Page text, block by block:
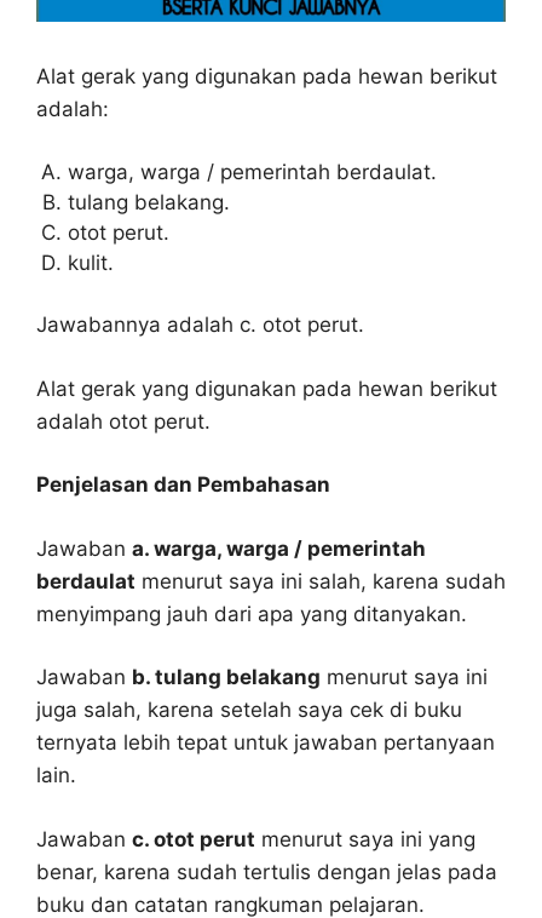
Alat gerak yang digunakan pada hewan berikut
adalah:
warga, warga / pemerintah berdaulat.
tulang belakang.
otot perut.
kulit.
Jawabannya adalah c. otot perut.
Alat gerak yang digunakan pada hewan berikut
adalah otot perut.
Penjelasan dan Pembahasan
Jawaban a. warga, warga / pemerintah
berdaulat menurut saya ini salah, karena sudah
menyimpang jauh dari apa yang ditanyakan.
Jawaban b. tulang belakang menurut saya ini
juga salah, karena setelah saya cek di buku
ternyata lebih tepat untuk jawaban pertanyaan
lain.
Jawaban c. otot perut menurut saya ini yang
benar, karena sudah tertulis dengan jelas pada
buku dan catatan rangkuman pelajaran.